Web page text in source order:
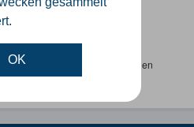
OKWenden Sie sich bitte an einen
guetersloh.de